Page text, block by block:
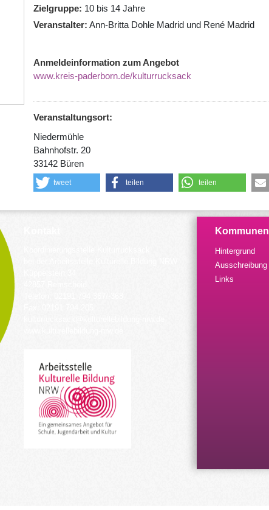
Zielgruppe
10 bis 14 Jahre
Veranstalter Ann-Britta Dohle Madrid und René Madrid
Anmeldeinformation zum Angebot
www.kreis-paderborn.de/kulturrucksack
Veranstaltungsort:
Niedermühle
Bahnhofstr. 20
33142 Büren
tweet teilen teilen
Kommunen
Hintergrund
Ausschreibung
Links